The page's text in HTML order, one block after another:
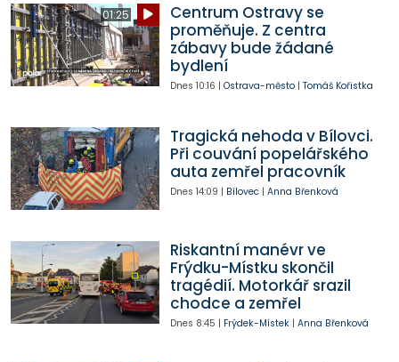
01:25
Centrum Ostravy se
proměňuje. Z centra
zábavy bude žádané
bydlení
Dnes 10:16 | Ostrava-město| Tomáš Kořistka
Tragická nehoda v Bílovci.
Při couvání popelářského
auta zemřel pracovník
Dnes 14:09 | Bílovec| Anna Břenková
Riskantní manévr ve
Frýdku-Místku skončil
tragédií. Motorkář srazil
chodce a zemřel
Dnes 8:45 | Frýdek-Místek| Anna Břenková